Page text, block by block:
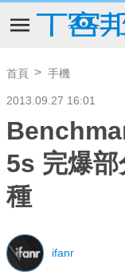
首頁 手機
2013.09.27 16:01
5s 完爆
種
ifanr